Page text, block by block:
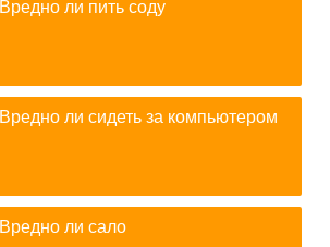
Вредно ли пить соду
Вредно ли сидеть за компьютером
Вредно ли сало